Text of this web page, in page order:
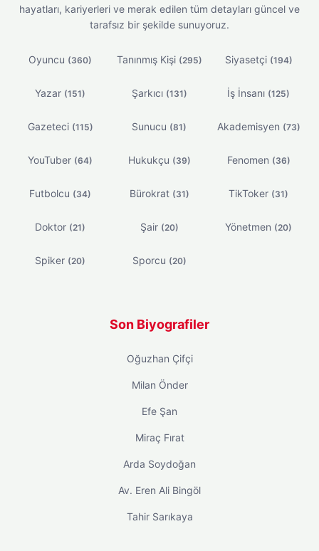
hayatları, kariyerleri ve merak edilen tüm detayları güncel ve
tarafsız bir şekilde sunuyoruz.
Oyuncu (360) Tanınmış Kişi (295) Siyasetçi (194)
Yazar (151) Şarkıcı (131) İş İnsanı (125)
Gazeteci (115) Sunucu (81) Akademisyen (73)
YouTuber (64) Hukukçu (39) Fenomen (36)
Futbolcu (34) Bürokrat (31) TikToker (31)
Doktor (21) Şair (20) Yönetmen (20)
Spiker (20) Sporcu (20)
Son Biyografiler
Oğuzhan Çifçi
Milan Önder
Efe Şan
Miraç Fırat
Arda Soydoğan
Av. Eren Ali Bingöl
Tahir Sarıkaya